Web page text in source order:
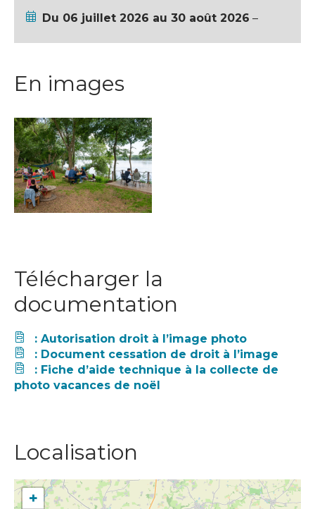
Du 06 juillet 2026 au 30 août 2026 –
En images
Télécharger la
documentation
: Autorisation droit à l’image photo
: Document cessation de droit à l’image
: Fiche d’aide technique à la collecte de
photo vacances de noël
Localisation
+